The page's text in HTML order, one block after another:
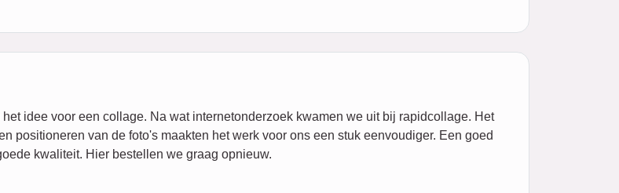
idee voor een collage. Na wat internetonderzoek kwamen we uit bij rapidcollage. Het
positioneren van de foto's maakten het werk voor ons een stuk eenvoudiger. Een goed
kwaliteit. Hier bestellen we graag opnieuw.